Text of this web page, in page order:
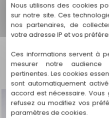
Si vous avez besoin d'un
procédure de divorce,
au06 99 48 34 74
Nous utilisons des cookies
sur notre site. Ces
nos partenaires, de
votre adresse IP et vos
Ces informations servent à
mesurer notre
pertinentes. Les cookies
sont automatiquement
accord est nécessaire.
refusez ou modifiez vos
paramètres de cookies.